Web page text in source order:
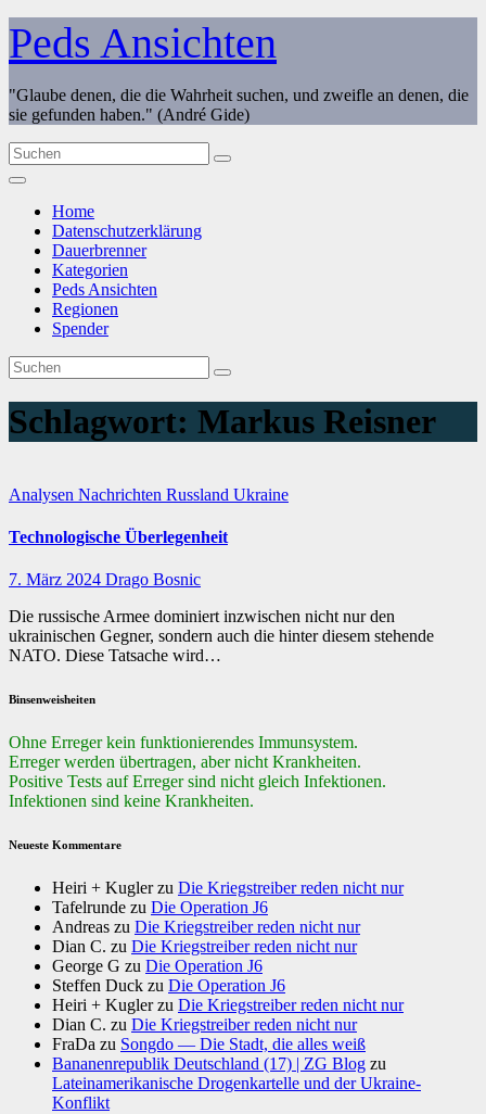
Zum
Inhalt
springen
Peds Ansichten
"Glaube denen, die die Wahrheit suchen, und zweifle an denen, die
sie gefunden haben." (André Gide)
Home
Datenschutzerklärung
Dauerbrenner
Kategorien
Peds Ansichten
Regionen
Spender
Schlagwort: Markus Reisner
Analysen Nachrichten Russland Ukraine
Technologische Überlegenheit
7. März 2024 Drago Bosnic
Die russische Armee dominiert inzwischen nicht nur den
ukrainischen Gegner, sondern auch die hinter diesem stehende
NATO. Diese Tatsache wird…
Binsenweisheiten
Ohne Erreger kein funktionierendes Immunsystem.
Erreger werden übertragen, aber nicht Krankheiten.
Positive Tests auf Erreger sind nicht gleich Infektionen.
Infektionen sind keine Krankheiten.
Neueste Kommentare
Heiri + Kuglerzu Die Kriegstreiber reden nicht nur
Tafelrunde zu Die Operation J6
Andreas zu Die Kriegstreiber reden nicht nur
Dian C. zu Die Kriegstreiber reden nicht nur
George G zu Die Operation J6
Steffen Duck zu Die Operation J6
Heiri + Kuglerzu Die Kriegstreiber reden nicht nur
Dian C. zu Die Kriegstreiber reden nicht nur
FraDa zu Songdo — Die Stadt, die alles weiß
Bananenrepublik Deutschland (17) | ZG Blog zu
Lateinamerikanische Drogenkartelle und der Ukraine-
Konflikt